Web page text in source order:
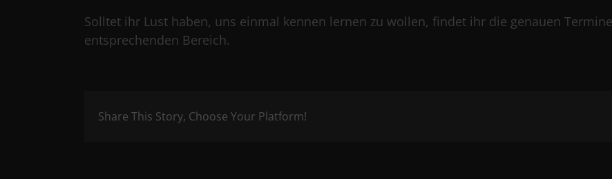
Solltet ihr Lust haben, uns einmal kennen lernen zu wollen, findet ihr die genauen
entsprechenden Bereich.
Share This Story, Choose Your Platform!